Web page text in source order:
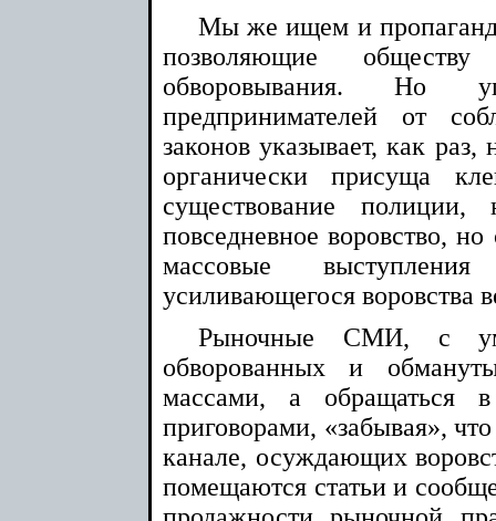
Мы же ищем и
позволяющие
обворовывания. Но
предпринимателей от
законов указывает, как
органически присуща
существование полиции,
повседневное воровство,
массовые
усиливающегося воровства
Рыночные СМИ, с
обворованных и
массами, а обращаться
приговорами, «забывая»,
канале, осуждающих
помещаются статьи и